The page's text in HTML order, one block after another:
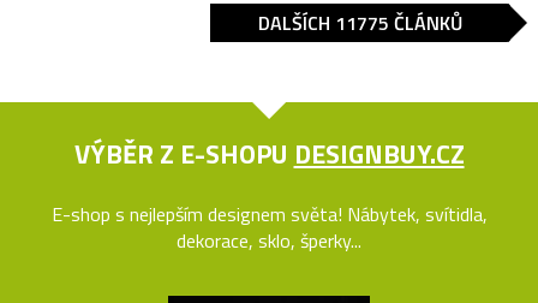
DALŠÍCH 11775 ČLÁNKŮ
VÝBĚR Z E-SHOPU DESIGNBUY.CZ
E-shop s nejlepším designem světa! Nábytek, svítidla,
dekorace, sklo, šperky...